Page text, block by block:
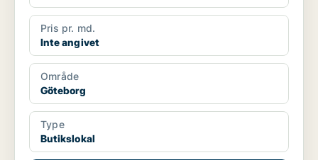
Pris pr. md.
Inte angivet
Område
Göteborg
Type
Butikslokal